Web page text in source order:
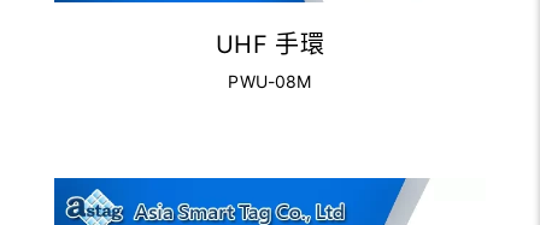
UHF 手環
PWU-08M